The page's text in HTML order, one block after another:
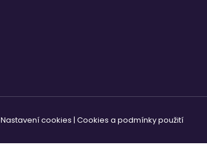
Nastavení cookies | Cookies a podmínky použití